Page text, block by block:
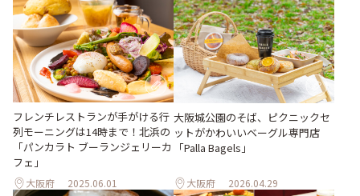
フレンチレストランが手がける行
列モーニングは14時まで！北浜の
「パンカラト ブーランジェリーカ
フェ」
大阪府 2025.06.01
大阪城公園のそば、ピクニックセ
ットがかわいいベーグル専門店
「Palla Bagels」
大阪府 2026.04.29